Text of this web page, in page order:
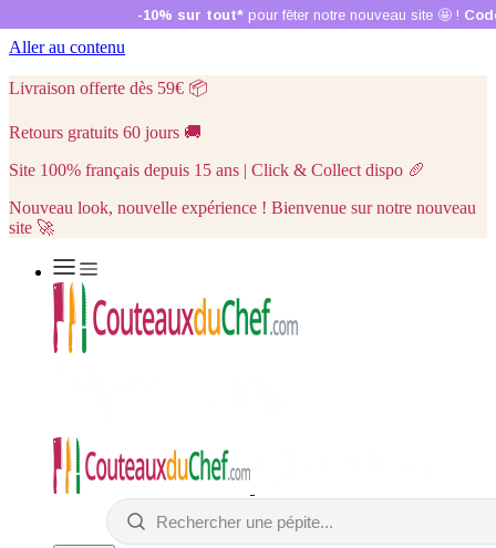
Aller au contenu
Livraison offerte dès 59€ 📦
Retours gratuits 60 jours 🚚
Site 100% français depuis 15 ans | Click & Collect dispo 🥖
Nouveau look, nouvelle expérience ! Bienvenue sur notre nouveau
site 🚀